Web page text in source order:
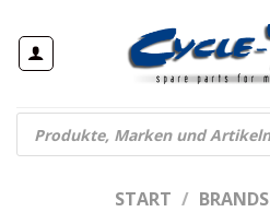
Inhalt
springen
Products
search
START / BRANDS